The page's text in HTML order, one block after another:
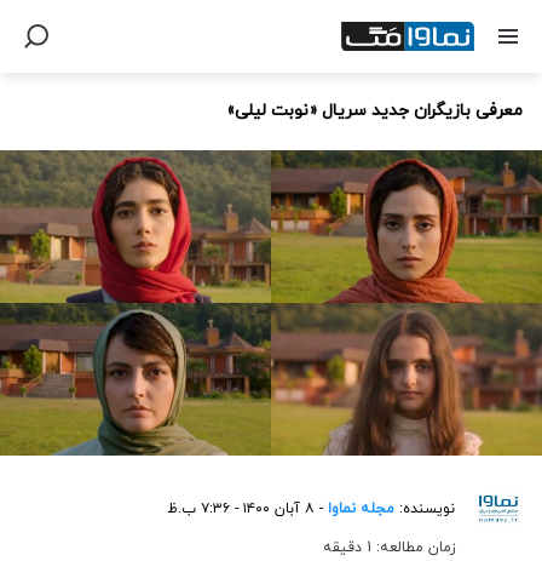
معرفی بازیگران جدید سریال «نوبت لیلی»
نویسنده: مجله نماوا - ۸ آبان ۱۴۰۰ - ۷:۳۶ ب.ظ
زمان مطالعه: 1 دقیقه